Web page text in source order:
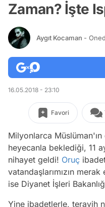
Zaman? İşte
Aygıt Kocaman -
16.05.2018 - 23:10
Favori
Milyonlarca
heyecanla beklediği, 11
nihayet geldi! Oruç
vatandaşlarımızın
ise Diyanet İşleri
Yine ibadetlerle, teravih